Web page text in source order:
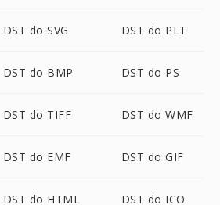
DST do SVG DST do PLT
DST do BMP DST do PS
DST do TIFF DST do WMF
DST do EMF DST do GIF
DST do HTML DST do ICO